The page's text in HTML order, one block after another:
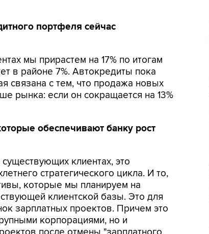
портфеля сейчас
мы прирастем на 17% по итогам
в районе 7%. Автокредиты пока
связана с тем, что продажа новых
рынка: если он сокращается на 13%
обеспечивают банку рост
клиентах, это
стратегического цикла. И то,
которые мы планируем на
клиентской базы. Это для
зарплатных проектов. Причем это
корпорациями, но и